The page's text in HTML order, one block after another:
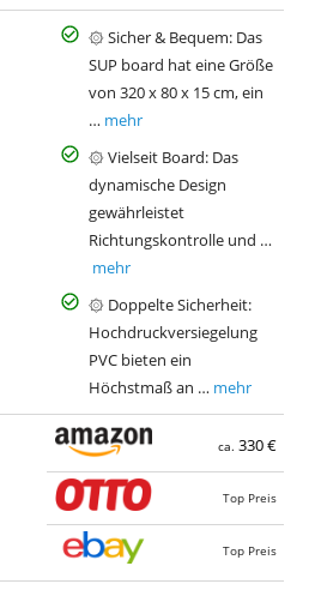
۞ Sicher & Bequem: Das
SUP board hat eine Größe
von 320 x 80 x 15 cm, ein
… mehr
۞ Vielseit Board: Das
dynamische Design
gewährleistet
Richtungskontrolle und …
mehr
۞ Doppelte Sicherheit:
Hochdruckversiegelung
PVC bieten ein
Höchstmaß an … mehr
ca. 330 €
Top Preis
Top Preis